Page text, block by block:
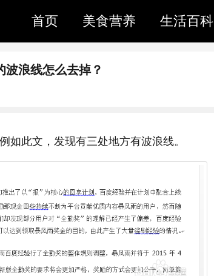
首页 美食营养 生活百科
浪线怎么去掉？
如此文，发现有三处地方有波浪线。